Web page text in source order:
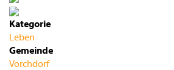
Kategorie
Leben
Gemeinde
Vorchdorf